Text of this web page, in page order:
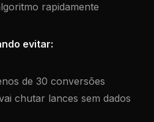
rapidamente
evitar:
de 30 conversões
chutar lances sem dados